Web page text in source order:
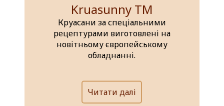
Kruasunny TM
Круасани за спеціальними
рецептурами виготовлені на
новітньому європейському
обладнанні.
Читати далі